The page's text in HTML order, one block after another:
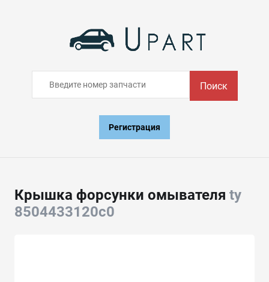
Поиск
Регистрация
Крышка форсунки омывателя ty
8504433120c0